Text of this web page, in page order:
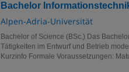
Bachelor
Alpen-Adria-Universität
Bachelor of Science (BSc.) Das
Tätigkeiten im Entwurf und Betrieb
Kurzinfo Formale Voraussetzungen: